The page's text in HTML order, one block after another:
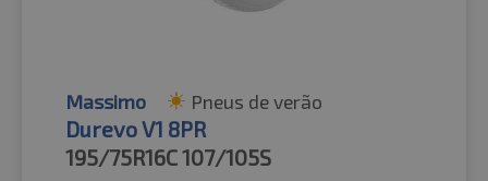
Massimo Pneus de verão
Durevo V1 8PR
195/75R16C107/105S